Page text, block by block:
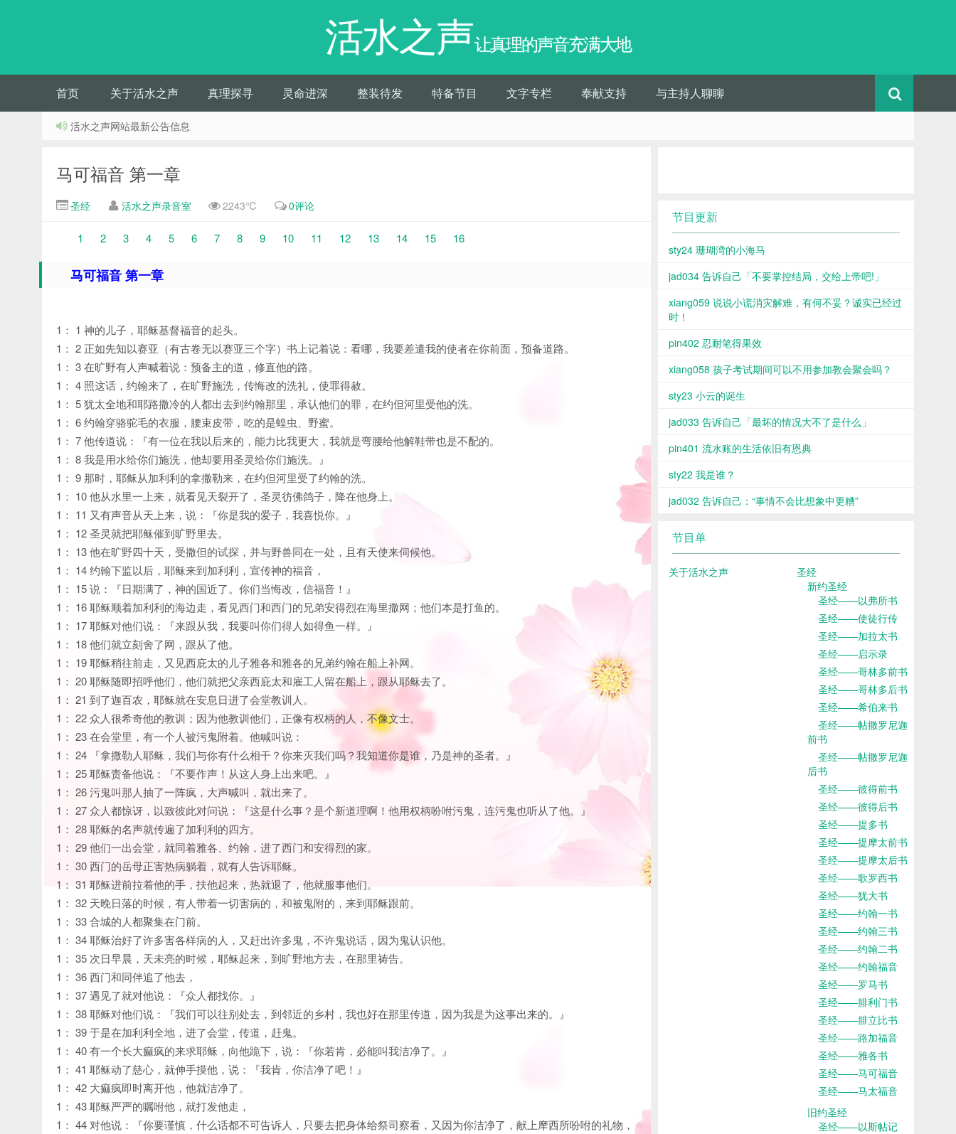
活水之声让真理的声音充满大地
首页 关于活水之声 真理探寻 灵命进深 整装待发 特备节目 文字专栏 奉献支持 与主持人聊聊
活水之声网站最新公告信息
马可福音 第一章
圣经 活水之声录音室 2243℃ 0评论
1 2 3 4 5 6 7 8 9 10 11 12 13 14 15 16
马可福音 第一章
1： 1 神的儿子，耶稣基督福音的起头。
1： 2 正如先知以赛亚（有古卷无以赛亚三个字）书上记着说：看哪，我要差遣我的使者在你前面，预备道路。
1： 3 在旷野有人声喊着说：预备主的道，修直他的路。
1： 4 照这话，约翰来了，在旷野施洗，传悔改的洗礼，使罪得赦。
1： 5 犹太全地和耶路撒冷的人都出去到约翰那里，承认他们的罪，在约但河里受他的洗。
1： 6 约翰穿骆驼毛的衣服，腰束皮带，吃的是蝗虫、野蜜。
1： 7 他传道说：『有一位在我以后来的，能力比我更大，我就是弯腰给他解鞋带也是不配的。
1： 8 我是用水给你们施洗，他却要用圣灵给你们施洗。』
1： 9 那时，耶稣从加利利的拿撒勒来，在约但河里受了约翰的洗。
1： 10 他从水里一上来，就看见天裂开了，圣灵彷佛鸽子，降在他身上。
1： 11 又有声音从天上来，说：『你是我的爱子，我喜悦你。』
1： 12 圣灵就把耶稣催到旷野里去。
1： 13 他在旷野四十天，受撒但的试探，并与野兽同在一处，且有天使来伺候他。
1： 14 约翰下监以后，耶稣来到加利利，宣传神的福音，
1： 15 说：『日期满了，神的国近了。你们当悔改，信福音！』
1： 16 耶稣顺着加利利的海边走，看见西门和西门的兄弟安得烈在海里撒网；他们本是打鱼的。
1： 17 耶稣对他们说：『来跟从我，我要叫你们得人如得鱼一样。』
1： 18 他们就立刻舍了网，跟从了他。
1： 19 耶稣稍往前走，又见西庇太的儿子雅各和雅各的兄弟约翰在船上补网。
1： 20 耶稣随即招呼他们，他们就把父亲西庇太和雇工人留在船上，跟从耶稣去了。
1： 21 到了迦百农，耶稣就在安息日进了会堂教训人。
1： 22 众人很希奇他的教训；因为他教训他们，正像有权柄的人，不像文士。
1： 23 在会堂里，有一个人被污鬼附着。他喊叫说：
1： 24 『拿撒勒人耶稣，我们与你有什么相干？你来灭我们吗？我知道你是谁，乃是神的圣者。』
1： 25 耶稣责备他说：『不要作声！从这人身上出来吧。』
1： 26 污鬼叫那人抽了一阵疯，大声喊叫，就出来了。
1： 27 众人都惊讶，以致彼此对问说：『这是什么事？是个新道理啊！他用权柄吩咐污鬼，连污鬼也听从了他。』
1： 28 耶稣的名声就传遍了加利利的四方。
1： 29 他们一出会堂，就同着雅各、约翰，进了西门和安得烈的家。
1： 30 西门的岳母正害热病躺着，就有人告诉耶稣。
1： 31 耶稣进前拉着他的手，扶他起来，热就退了，他就服事他们。
1： 32 天晚日落的时候，有人带着一切害病的，和被鬼附的，来到耶稣跟前。
1： 33 合城的人都聚集在门前。
1： 34 耶稣治好了许多害各样病的人，又赶出许多鬼，不许鬼说话，因为鬼认识他。
1： 35 次日早晨，天未亮的时候，耶稣起来，到旷野地方去，在那里祷告。
1： 36 西门和同伴追了他去，
1： 37 遇见了就对他说：『众人都找你。』
1： 38 耶稣对他们说：『我们可以往别处去，到邻近的乡村，我也好在那里传道，因为我是为这事出来的。』
1： 39 于是在加利利全地，进了会堂，传道，赶鬼。
1： 40 有一个长大痲疯的来求耶稣，向他跪下，说：『你若肯，必能叫我洁净了。』
1： 41 耶稣动了慈心，就伸手摸他，说：『我肯，你洁净了吧！』
1： 42 大痲疯即时离开他，他就洁净了。
1： 43 耶稣严严的嘱咐他，就打发他走，
1： 44 对他说：『你要谨慎，什么话都不可告诉人，只要去把身体给祭司察看，又因为你洁净了，献上摩西所吩咐的礼物，
节目更新
sty24 珊瑚湾的小海马
jad034 告诉自己「不要掌控结局，交给上帝吧!」
xiang059 说说小谎消灾解难，有何不妥？诚实已经过
时！
pin402 忍耐笔得果效
xiang058 孩子考试期间可以不用参加教会聚会吗？
sty23 小云的诞生
jad033 告诉自己「最坏的情况大不了是什么」
pin401 流水账的生活依旧有恩典
sty22 我是谁？
jad032 告诉自己：“事情不会比想象中更糟”
节目单
关于活水之声
圣经
新约圣经
圣经——以弗所书
圣经——使徒行传
圣经——加拉太书
圣经——启示录
圣经——哥林多前书
圣经——哥林多后书
圣经——希伯来书
圣经——帖撒罗尼迦
前书
圣经——帖撒罗尼迦
后书
圣经——彼得前书
圣经——彼得后书
圣经——提多书
圣经——提摩太前书
圣经——提摩太后书
圣经——歌罗西书
圣经——犹大书
圣经——约翰一书
圣经——约翰三书
圣经——约翰二书
圣经——约翰福音
圣经——罗马书
圣经——腓利门书
圣经——腓立比书
圣经——路加福音
圣经——雅各书
圣经——马可福音
圣经——马太福音
旧约圣经
圣经——以斯帖记